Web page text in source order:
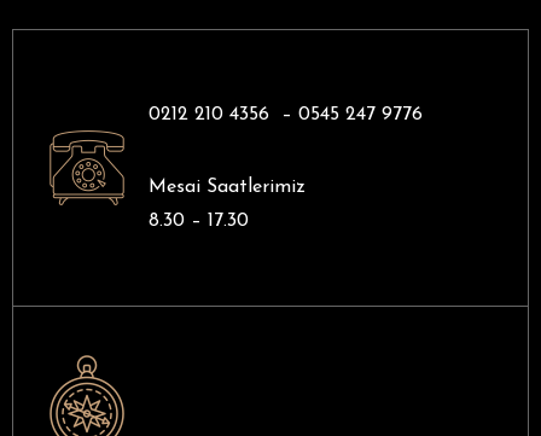
0212 210 4356 – 0545 247 9776
Mesai Saatlerimiz
8.30 – 17.30